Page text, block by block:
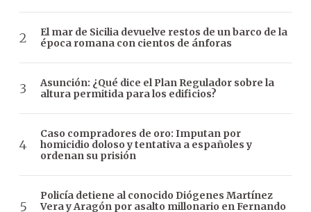
El mar de Sicilia devuelve restos de un barco de la
época romana con cientos de ánforas
Asunción: ¿Qué dice el Plan Regulador sobre la
altura permitida para los edificios?
Caso compradores de oro: Imputan por
homicidio doloso y tentativa a españoles y
ordenan su prisión
Policía detiene al conocido Diógenes Martínez
Vera y Aragón por asalto millonario en Fernando